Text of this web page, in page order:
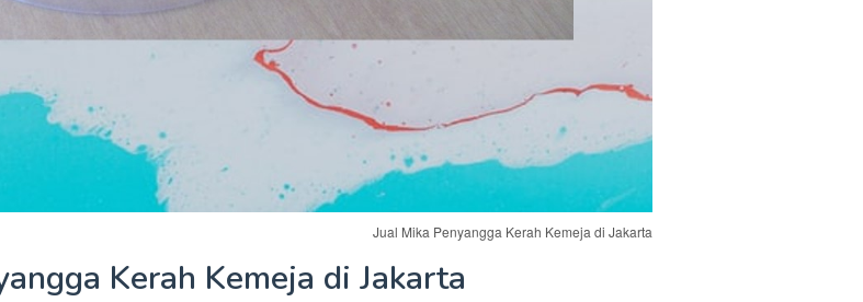
Jual Mika Penyangga Kerah Kemeja di Jakarta
Kerah Kemeja di Jakarta